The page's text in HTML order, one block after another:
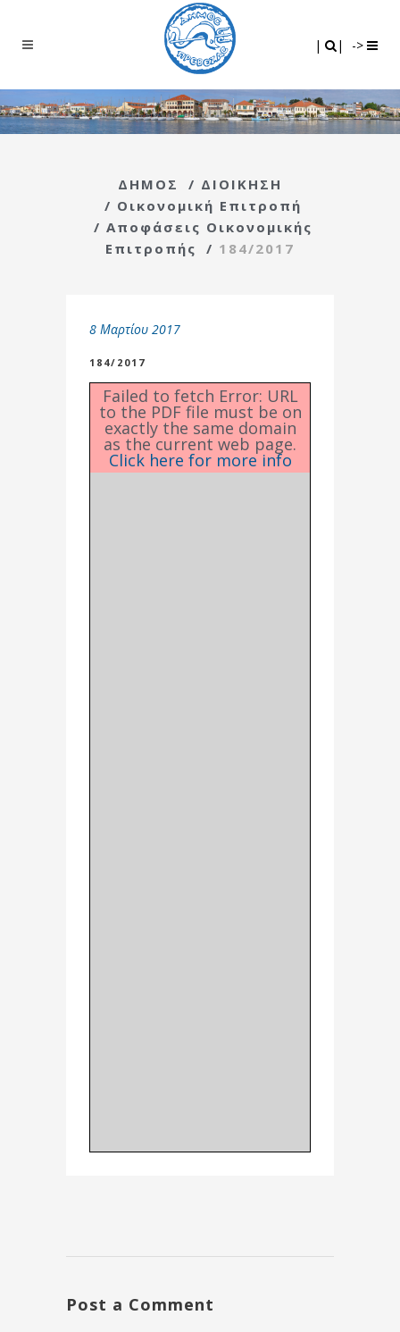
| | ->
ΔΗΜΟΣ / ΔΙΟΙΚΗΣΗ
/ Οικονομική Επιτροπή
/ Αποφάσεις Οικονομικής
Επιτροπής
/ 184/2017
8 Μαρτίου 2017
184/2017
Failed to fetch Error: URL
to the PDF file must be on
exactly the same domain
as the current web page.
Click here for more info
Post a Comment